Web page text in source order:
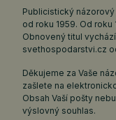
Publicistický
od roku 1959. Od
Obnovený titul
svethospodarstvi.cz
Děkujeme za Vaše
zašlete na
Obsah Vaší pošty
výslovný souhlas.